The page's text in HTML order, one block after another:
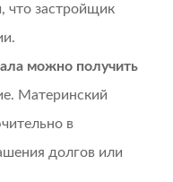
что застройщик
можно получить
Материнский
в
долгов или